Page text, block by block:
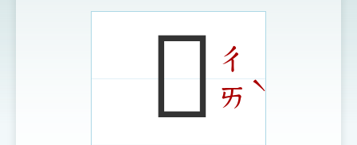
示
𧓵ㄔ
ㄞˋ